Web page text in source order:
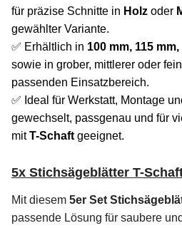
für präzise Schnitte in Holz oder
gewählter Variante.
✅ Erhältlich in 100 mm, 115
sowie in grober, mittlerer oder
passenden Einsatzbereich.
✅ Ideal für Werkstatt, Montage
gewechselt, passgenau und für
mitT-Schaft geeignet.
5x Stichsägeblätter T-
Mit diesem 5er Set
passende Lösung für saubere